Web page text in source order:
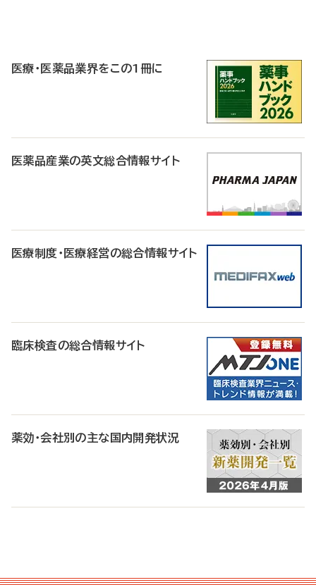
医療・医薬品業界をこの1冊に
医薬品産業の英文総合情報サイト
医療制度・医療経営の総合情報サイト
臨床検査の総合情報サイト
薬効・会社別の主な国内開発状況